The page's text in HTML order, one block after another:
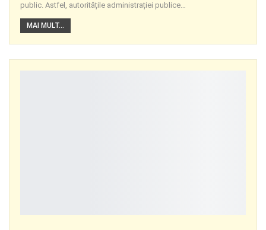
public. Astfel, autoritățile administrației publice…
MAI MULT...